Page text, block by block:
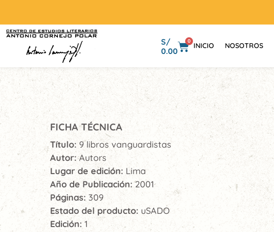
S/
0.00
0
INICIO NOSOTROS
FICHA TÉCNICA
Título: 9 libros vanguardistas
Autor:Autors
Lugar de edición: Lima
Año de Publicación:2001
Páginas: 309
Estado del producto: uSADO
Edición: 1